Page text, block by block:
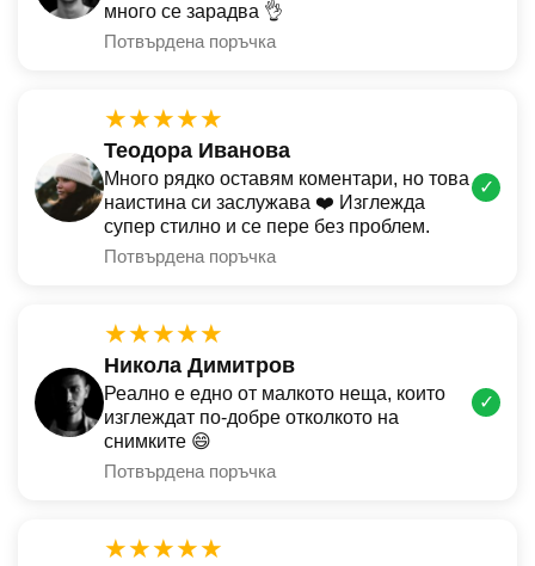
много се зарадва 👌
Потвърдена поръчка
★★★★★
Теодора Иванова
Много рядко оставям коментари, но това
наистина си заслужава ❤️ Изглежда
супер стилно и се пере без проблем.
Потвърдена поръчка
✓
★★★★★
Никола Димитров
Реално е едно от малкото неща, които
изглеждат по-добре отколкото на
снимките 😄
Потвърдена поръчка
✓
★★★★★